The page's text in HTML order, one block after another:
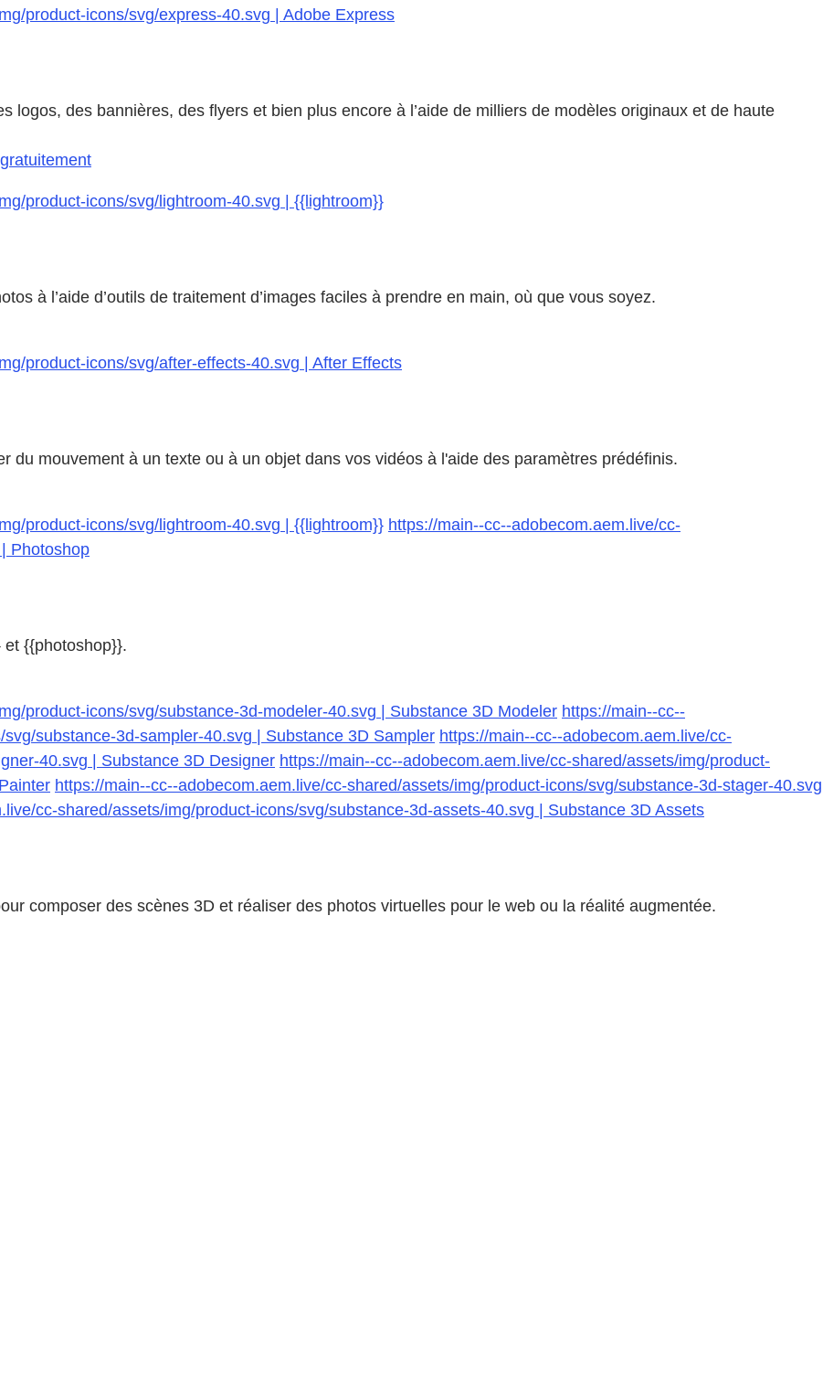
product-icons/svg/express-40.svg | Adobe Express
logos, des bannières, des flyers et bien plus encore à l’aide de milliers de modèles originaux et de haute
product-icons/svg/lightroom-40.svg | {{lightroom}}
à l’aide d’outils de traitement d’images faciles à prendre en main, où que vous soyez.
product-icons/svg/after-effects-40.svg | After Effects
du mouvement à un texte ou à un objet dans vos vidéos à l'aide des paramètres prédéfinis.
product-icons/svg/lightroom-40.svg | {{lightroom}} https://main--cc--adobecom.aem.live/cc-
Photoshop
{{photoshop}}.
product-icons/svg/substance-3d-modeler-40.svg | Substance 3D Modeler https://main--cc--
substance-3d-sampler-40.svg | Substance 3D Sampler https://main--cc--adobecom.aem.live/cc-
40.svg | Substance 3D Designer https://main--cc--adobecom.aem.live/cc-shared/assets/img/product-
https://main--cc--adobecom.aem.live/cc-shared/assets/img/product-icons/svg/substance-3d-stager-40.svg
cc-shared/assets/img/product-icons/svg/substance-3d-assets-40.svg | Substance 3D Assets
composer des scènes 3D et réaliser des photos virtuelles pour le web ou la réalité augmentée.